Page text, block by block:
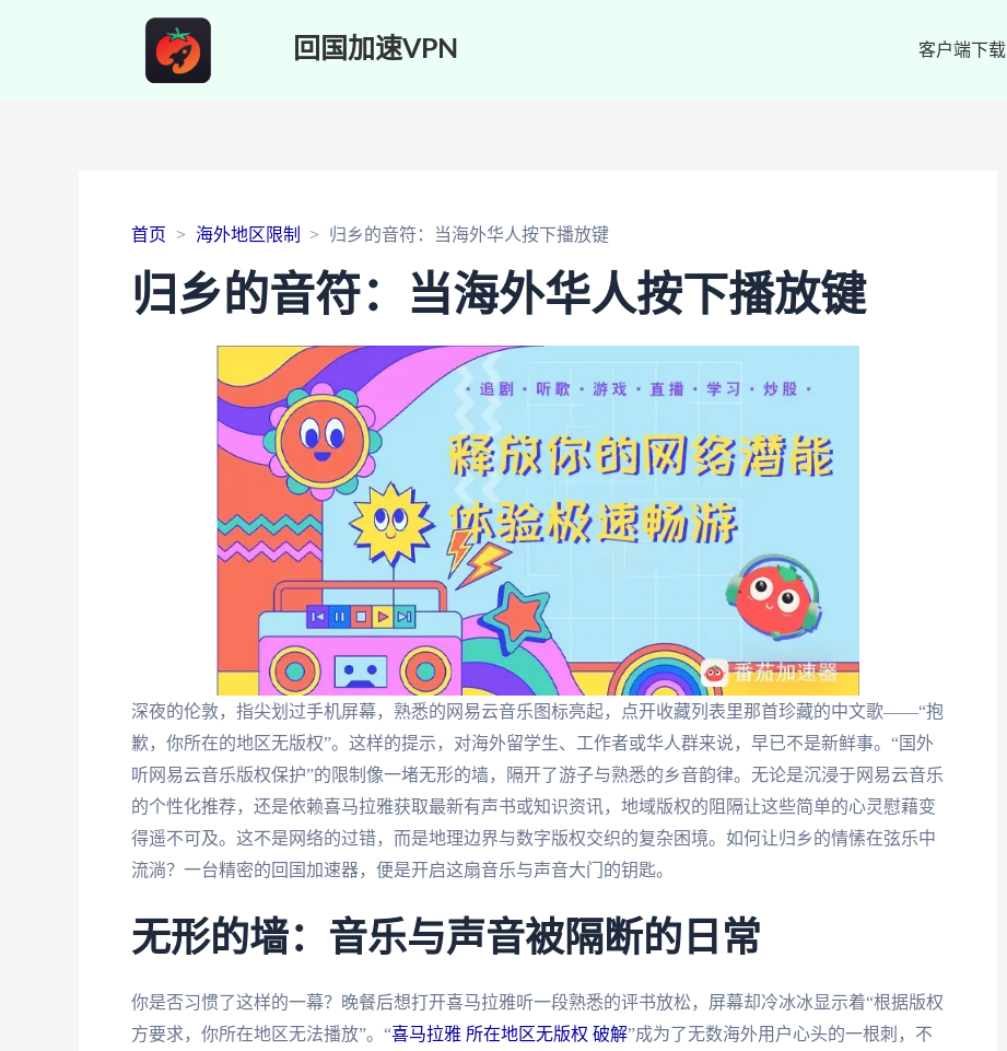
回国加速VPN 客户端下载
首页 海外地区限制 归乡的音符：当海外华人按下播放键
归乡的音符：当海外华人按下播放键
深夜的伦敦，指尖划过手机屏幕，熟悉的网易云音乐图标亮起，点开收藏列表里那首珍藏的中文歌——“抱
歉，你所在的地区无版权”。这样的提示，对海外留学生、工作者或华人群来说，早已不是新鲜事。“国外
听网易云音乐版权保护”的限制像一堵无形的墙，隔开了游子与熟悉的乡音韵律。无论是沉浸于网易云音乐
的个性化推荐，还是依赖喜马拉雅获取最新有声书或知识资讯，地域版权的阻隔让这些简单的心灵慰藉变
得遥不可及。这不是网络的过错，而是地理边界与数字版权交织的复杂困境。如何让归乡的情愫在弦乐中
流淌？一台精密的回国加速器，便是开启这扇音乐与声音大门的钥匙。
无形的墙：音乐与声音被隔断的日常
你是否习惯了这样的一幕？晚餐后想打开喜马拉雅听一段熟悉的评书放松，屏幕却冷冰冰显示着“根据版权
方要求，你所在地区无法播放”。“喜马拉雅 所在地区无版权 破解”成为了无数海外用户心头的一根刺，不